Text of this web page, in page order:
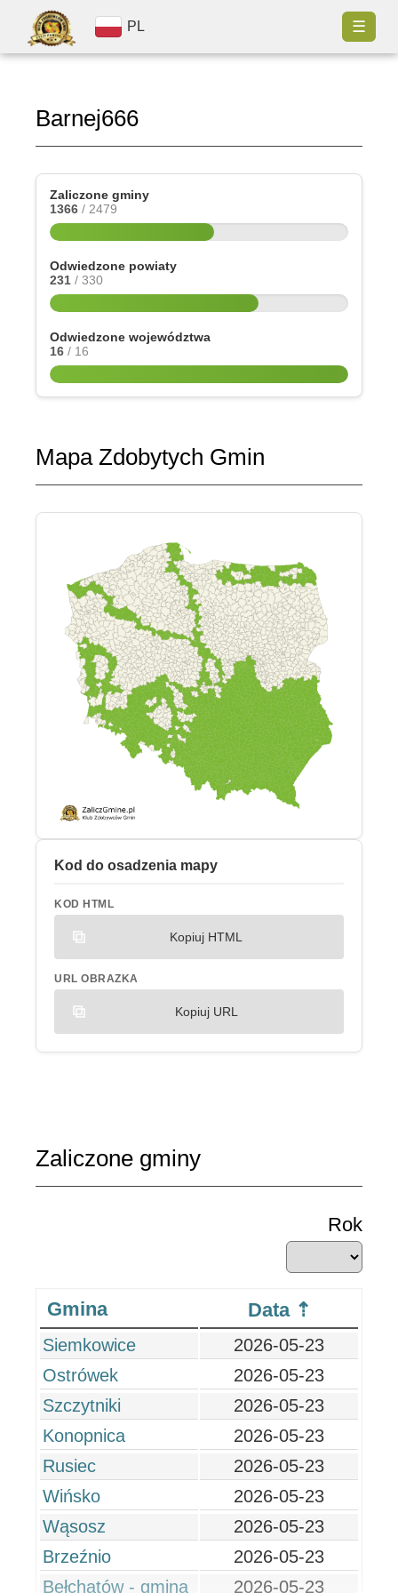
PL ☰
Barnej666
Zaliczone gminy
1366 / 2479
Odwiedzone powiaty
231 / 330
Odwiedzone województwa
16 / 16
Mapa Zdobytych Gmin
Kod do osadzenia mapy
KOD HTML
Kopiuj HTML
URL OBRAZKA
Kopiuj URL
Zaliczone gminy
Rok
Gmina Data
Siemkowice
2026-05-23
Ostrówek
2026-05-23
Szczytniki
2026-05-23
Konopnica
2026-05-23
Rusiec
2026-05-23
Wińsko
2026-05-23
Wąsosz
2026-05-23
Brzeźnio
2026-05-23
Bełchatów - gmina
2026-05-23